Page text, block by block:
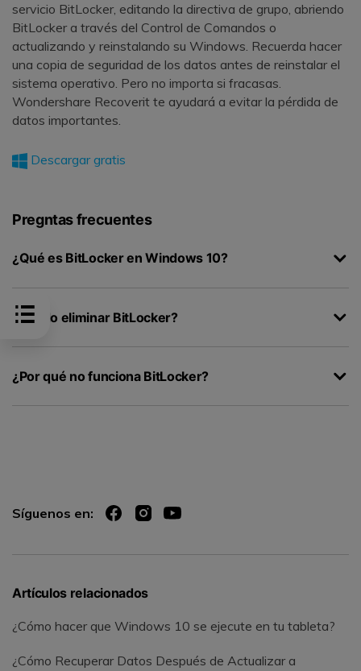
servicio BitLocker, editando la directiva de grupo, abriendo
BitLocker a través del Control de Comandos o
actualizando y reinstalando su Windows. Recuerda hacer
una copia de seguridad de los datos antes de reinstalar el
sistema operativo. Pero no importa si fracasas.
Wondershare Recoverit te ayudará a evitar la pérdida de
datos importantes.
Descargar gratis
Pregntas frecuentes
¿Qué es BitLocker en Windows 10?
¿Puedo eliminar BitLocker?
¿Por qué no funciona BitLocker?
Síguenos en:
Artículos relacionados
¿Cómo hacer que Windows 10 se ejecute en tu tableta?
¿Cómo Recuperar Datos Después de Actualizar a